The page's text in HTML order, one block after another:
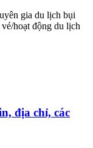
gia du lịch bụi
hoạt động du lịch
địa chỉ, các